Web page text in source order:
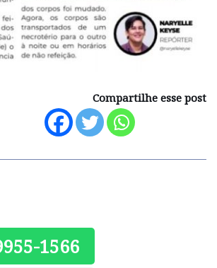
Compartilhe esse post
1566